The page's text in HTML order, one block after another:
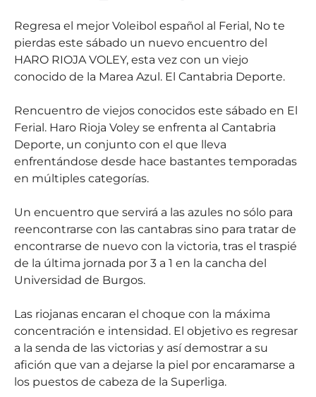
Regresa el mejor Voleibol español al Ferial, No te
pierdas este sábado un nuevo encuentro del
HARO RIOJA VOLEY, esta vez con un viejo
conocido de la Marea Azul. El Cantabria Deporte.
Rencuentro de viejos conocidos este sábado en El
Ferial. Haro Rioja Voley se enfrenta al Cantabria
Deporte, un conjunto con el que lleva
enfrentándose desde hace bastantes temporadas
en múltiples categorías.
Un encuentro que servirá a las azules no sólo para
reencontrarse con las cantabras sino para tratar de
encontrarse de nuevo con la victoria, tras el traspié
de la última jornada por 3 a 1 en la cancha del
Universidad de Burgos.
Las riojanas encaran el choque con la máxima
concentración e intensidad. El objetivo es regresar
a la senda de las victorias y así demostrar a su
afición que van a dejarse la piel por encaramarse a
los puestos de cabeza de la Superliga.